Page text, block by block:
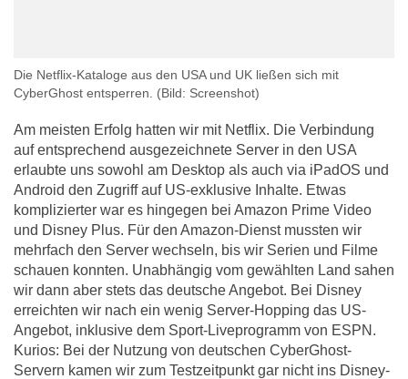
Die Netflix-Kataloge aus den USA und UK ließen sich mit
CyberGhost entsperren. (Bild: Screenshot)
Am meisten Erfolg hatten wir mit Netflix. Die Verbindung
auf entsprechend ausgezeichnete Server in den USA
erlaubte uns sowohl am Desktop als auch via iPadOS und
Android den Zugriff auf US-exklusive Inhalte. Etwas
komplizierter war es hingegen bei Amazon Prime Video
und Disney Plus. Für den Amazon-Dienst mussten wir
mehrfach den Server wechseln, bis wir Serien und Filme
schauen konnten. Unabhängig vom gewählten Land sahen
wir dann aber stets das deutsche Angebot. Bei Disney
erreichten wir nach ein wenig Server-Hopping das US-
Angebot, inklusive dem Sport-Liveprogramm von ESPN.
Kurios: Bei der Nutzung von deutschen CyberGhost-
Servern kamen wir zum Testzeitpunkt gar nicht ins Disney-